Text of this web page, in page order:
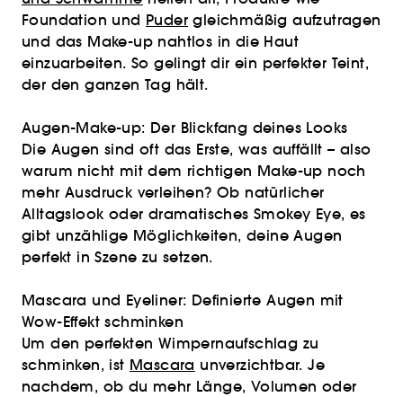
Foundation und Puder gleichmäßig aufzutragen
und das Make-up nahtlos in die Haut
einzuarbeiten. So gelingt dir ein perfekter Teint,
der den ganzen Tag hält.
Augen-Make-up: Der Blickfang deines Looks
Die Augen sind oft das Erste, was auffällt – also
warum nicht mit dem richtigen Make-up noch
mehr Ausdruck verleihen? Ob natürlicher
Alltagslook oder dramatisches Smokey Eye, es
gibt unzählige Möglichkeiten, deine Augen
perfekt in Szene zu setzen.
Mascara und Eyeliner: Definierte Augen mit
Wow-Effekt schminken
Um den perfekten Wimpernaufschlag zu
schminken, ist Mascara unverzichtbar. Je
nachdem, ob du mehr Länge, Volumen oder